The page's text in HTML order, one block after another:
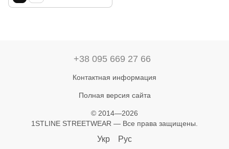
+38 095 669 27 66
Контактная информация
Полная версия сайта
© 2014—2026
1STLINE STREETWEAR — Все права защищены.
Укр Рус